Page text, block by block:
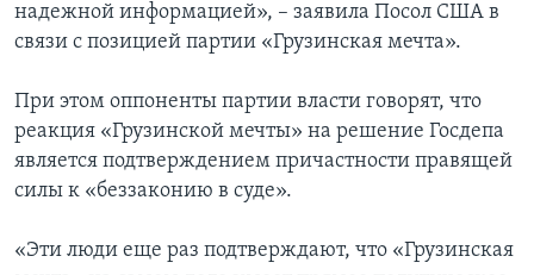
надежной информацией», – заявила Посол США в
связи с позицией партии «Грузинская мечта».
При этом оппоненты партии власти говорят, что
реакция «Грузинской мечты» на решение Госдепа
является подтверждением причастности правящей
силы к «беззаконию в суде».
«Эти люди еще раз подтверждают, что «Грузинская